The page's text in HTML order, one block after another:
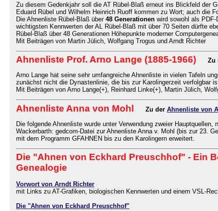
Zu diesem Gedenkjahr soll die AT Rübel-Blaß erneut ins Blickfeld der
Eduard Rübel und Wilhelm Heinrich Ruoff kommen zu Wort; auch die
Die Ahnenliste Rübel-Blaß über 48 Generationen wird sowohl als
wichtigsten Kennwerten der AL Rübel-Blaß mit über 70 Seiten dürfte
Rübel-Blaß über 48 Generationen Höhepunkte moderner
Mit Beiträgen von Martin Jülich, Wolfgang Trogus und Arndt Richter
Ahnenliste Prof. Arno Lange (1885-1966)
Zu
Arno Lange hat seine sehr umfangreiche Ahnenliste in vielen Tafeln
zunächst nicht die Dynastenlinie, die bis zur Karolingerzeit verfolgbar
Mit Beiträgen von Arno Lange(+), Reinhard Linke(+), Martin Jülich,
Ahnenliste Anna von Mohl Zu der Ahnenliste von
Die folgende Ahnenliste wurde unter Verwendung zweier
Wackerbarth: gedcom-Datei zur Ahnenliste Anna v. Mohl (bis zur 23.
mit dem Programm GFAHNEN bis zu den Karolingern erweitert.
Die "Ahnen von Eckhard Preuschhof" - Ein
Genealogie
Vorwort von Arndt Richter
mit Links zu AT-Grafiken, biologischen Kennwerten und einem VSL-
Die "Ahnen von Eckhard Preuschhof"